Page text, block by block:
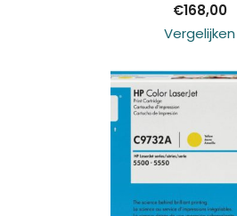
€168,00
Vergelijken